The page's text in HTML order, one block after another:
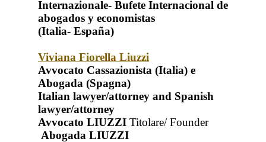
Internazionale- Bufete Internacional de
abogados y economistas
(Italia- España)
Viviana Fiorella Liuzzi
Avvocato Cassazionista (Italia) e
Abogada (Spagna)
Italian lawyer/attorney and Spanish
lawyer/attorney
Avvocato LIUZZI Titolare/ Founder
Abogada LIUZZI